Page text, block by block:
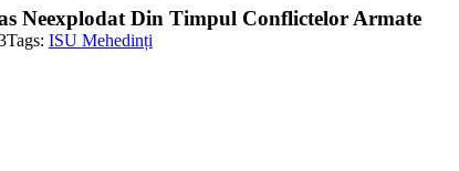
Neexplodat Din Timpul Conflictelor Armate
Tags: ISU Mehedinți